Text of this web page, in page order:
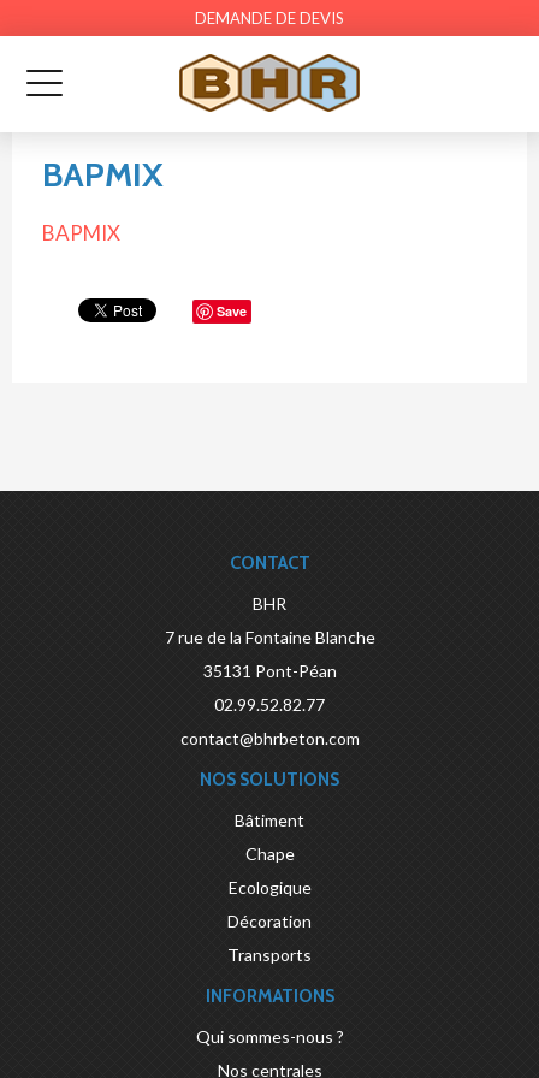
DEMANDE DE DEVIS
BAPMIX
BAPMIX
Save
CONTACT
BHR
7 rue de la Fontaine Blanche
35131 Pont-Péan
02.99.52.82.77
contact@bhrbeton.com
NOS SOLUTIONS
Bâtiment
Chape
Ecologique
Décoration
Transports
INFORMATIONS
Qui sommes-nous ?
Nos centrales